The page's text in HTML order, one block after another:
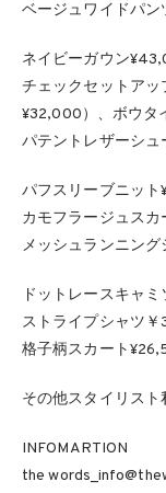
ベージュワイドパ
ネイビーガウン
チェックセットア
¥32,000）、ボウタ
パテントレザーシュ
パフスリーブニッ
カモフラージュス
メッシュランニング
ドットレースキャ
ストライプシャツ
格子柄スカート
その他スタイリスト
INFOMARTION
the